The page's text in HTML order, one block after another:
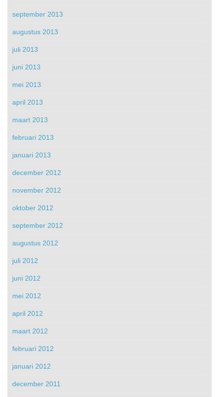
september 2013
augustus 2013
juli 2013
juni 2013
mei 2013
april 2013
maart 2013
februari 2013
januari 2013
december 2012
november 2012
oktober 2012
september 2012
augustus 2012
juli 2012
juni 2012
mei 2012
april 2012
maart 2012
februari 2012
januari 2012
december 2011